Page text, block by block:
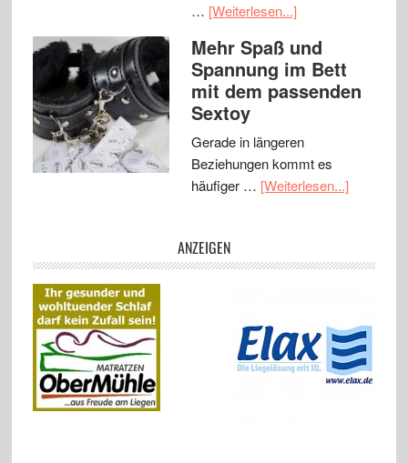
… [Weiterlesen...]
Mehr Spaß und
Spannung im Bett
mit dem passenden
Sextoy
Gerade in längeren
Beziehungen kommt es
häufiger … [Weiterlesen...]
ANZEIGEN